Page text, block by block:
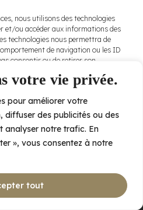
votre vie privée.
pour améliorer votre
diffuser des publicités ou des
analyser notre trafic. En
», vous consentez à notre
tout
nous utilisons des technologies
et/ou accéder aux informations des
technologies nous permettra de
de navigation ou les ID
consentir ou de retirer son